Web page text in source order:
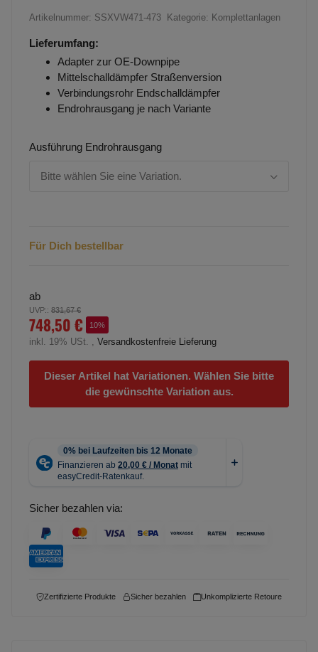
Artikelnummer: SSXVW471-473 Kategorie: Komplettanlagen
Lieferumfang:
Adapter zur OE-Downpipe
Mittelschalldämpfer Straßenversion
Verbindungsrohr Endschalldämpfer
Endrohrausgang je nach Variante
Ausführung Endrohrausgang
Bitte wählen Sie eine Variation.
Für Dich bestellbar
ab
UVP:: 831,67 €
748,50 € 10%
inkl. 19% USt. , Versandkostenfreie Lieferung
Dieser Artikel hat Variationen. Wählen Sie bitte
die gewünschte Variation aus.
Sicher bezahlen via:
Zertifizierte Produkte Sicher bezahlen Unkomplizierte Retoure